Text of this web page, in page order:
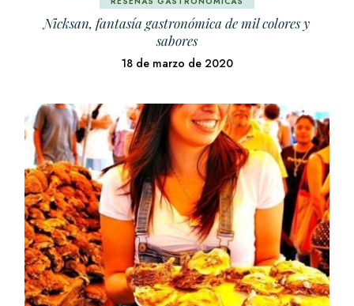
Nicksan, fantasía gastronómica de mil colores y
sabores
18 de marzo de 2020